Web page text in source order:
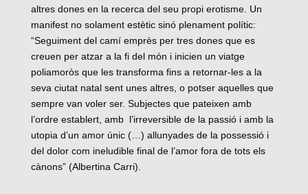
altres dones en la recerca del seu propi erotisme. Un
manifest no solament estètic sinó plenament polític:
“Seguiment del camí emprès per tres dones que es
creuen per atzar a la fi del món i inicien un viatge
poliamoròs que les transforma fins a retornar-les a la
seva ciutat natal sent unes altres, o potser aquelles que
sempre van voler ser. Subjectes que pateixen amb
l’ordre establert, amb l’irreversible de la passió i amb la
utopia d’un amor únic (…) allunyades de la possessió i
del dolor com ineludible final de l’amor fora de tots els
cànons” (Albertina Carri).